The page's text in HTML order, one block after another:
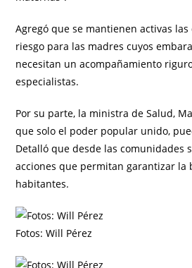
Agregó que se mantienen activas
riesgo para las madres cuyos
necesitan un acompañamiento
especialistas.
Por su parte, la ministra de Salud,
que solo el poder popular unido,
Detalló que desde las comunidades
acciones que permitan garantizar la
habitantes.
Fotos: Will Pérez